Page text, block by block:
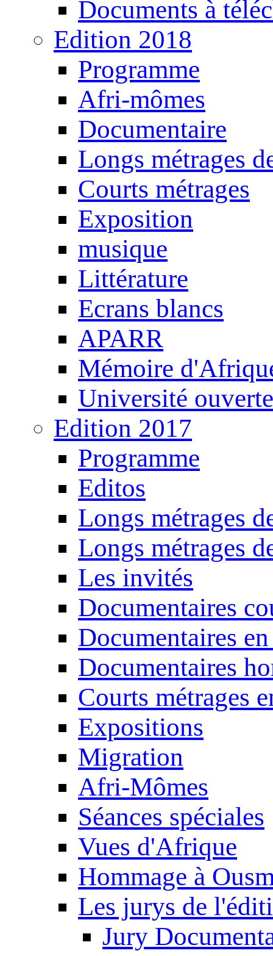
Documents à
Edition 2018
Programme
Afri-mômes
Documentaire
Longs métrages
Courts métrages
Exposition
musique
Littérature
Ecrans blancs
APARR
Mémoire
Université ouverte
Edition 2017
Programme
Editos
Longs métrages
Longs métrages
Les invités
Documentaires
Documentaires
Documentaires
Courts métrages
Expositions
Migration
Afri-Mômes
Séances spéciales
Vues d'Afrique
Hommage à
Les jurys de
Jury